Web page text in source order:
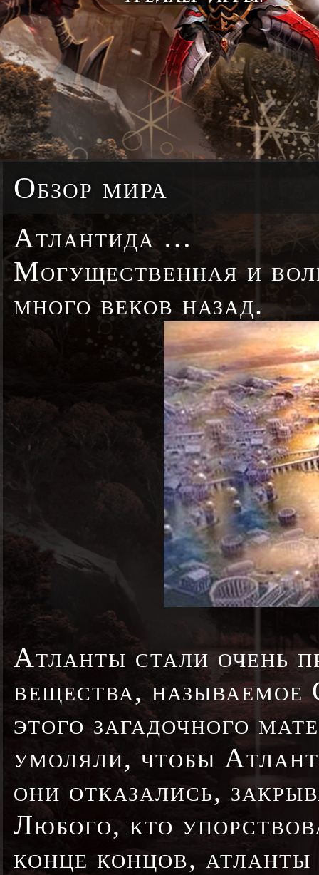
Обзор мира
Атлантида …
Могущественная и
много веков назад.
Атланты стали очень
вещества,
этого загадочного
умоляли, чтобы
они отказались,
Любого, кто
конце концов,